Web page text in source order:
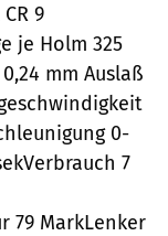
9
je Holm 325
mm Auslaß
0-
7
79 MarkLenker